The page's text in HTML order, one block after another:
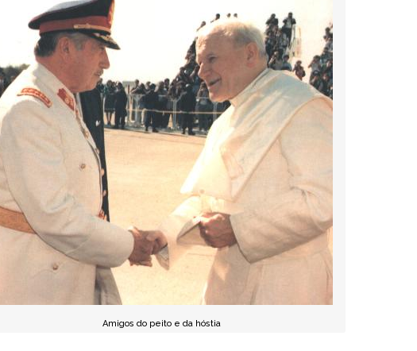
Amigos do peito e da hóstia